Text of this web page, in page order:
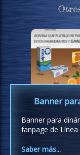
Banner
Banner para
fanpage de Línea
Saber más...